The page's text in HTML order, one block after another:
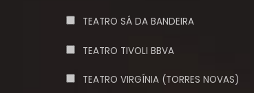
TEATRO SÁ DA BANDEIRA
TEATRO TIVOLI BBVA
TEATRO VIRGÍNIA (TORRES NOVAS)